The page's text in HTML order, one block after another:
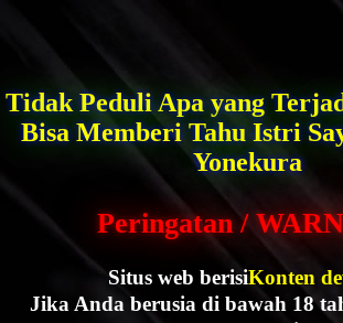
Tidak Peduli Apa yang
Bisa Memberi Tahu Istri
Yonekura
Peringatan /
Situs web berisiKonten
Jika Anda berusia di bawah 18